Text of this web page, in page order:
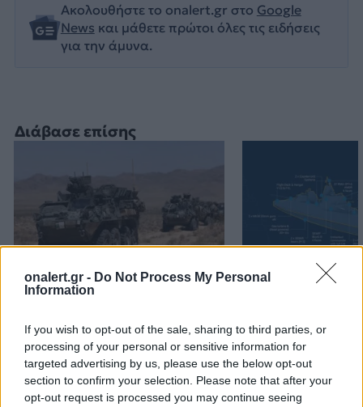
onalert.gr - Do Not Process My Personal
Information
If you wish to opt-out of the sale, sharing to third parties, or
processing of your personal or sensitive information for
targeted advertising by us, please use the below opt-out
section to confirm your selection. Please note that after your
opt-out request is processed you may continue seeing
Διάβασε επίσης
Stryker για το Στρατό
Ξηράς μέσω EDA: Θετικές
οι ΗΠΑ – Αναμονή για
αριθμό, εκδόσεις και
κατάσταση οχημάτων
κλάσης
θα είναι από
πλοία που
ποτέ
Ακολουθήστε το onalert.gr στο Google
News και μάθετε πρώτοι όλες τις ειδήσεις
για την άμυνα.